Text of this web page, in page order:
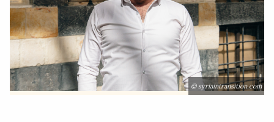
© syriaintransition.com